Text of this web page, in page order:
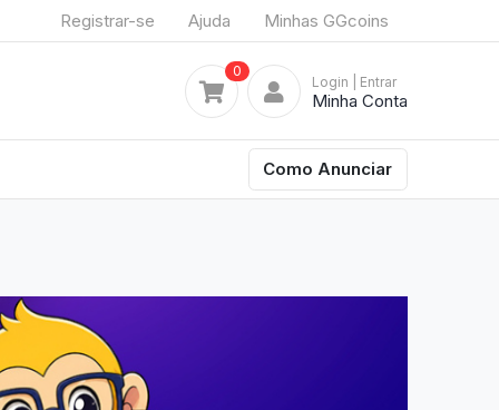
Registrar-se Ajuda Minhas GGcoins
0
Login | Entrar
Minha Conta
Como Anunciar